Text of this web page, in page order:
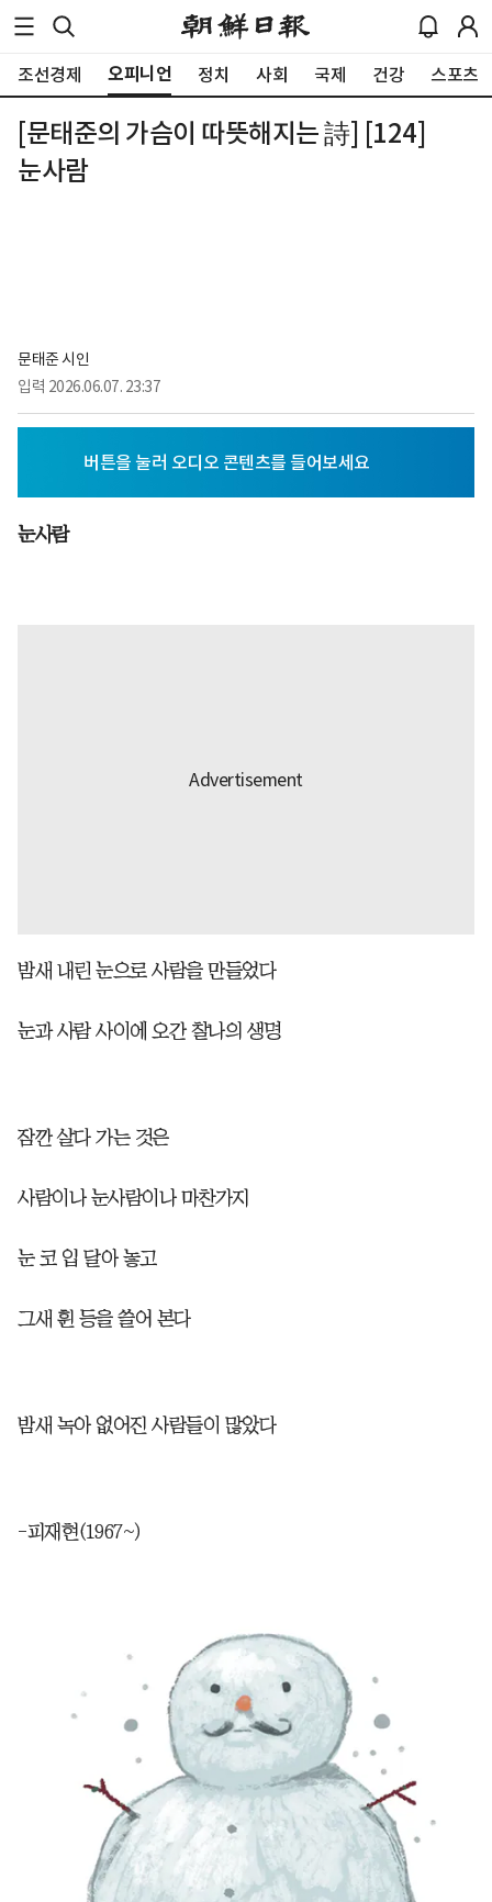
조선경제 오피니언 정치 사회 국제 건강 스포츠
[문태준의 가슴이 따뜻해지는 詩] [124]
눈사람
문태준 시인
입력 2026.06.07. 23:37
눈사람
밤새 내린 눈으로 사람을 만들었다
눈과 사람 사이에 오간 찰나의 생명
잠깐 살다 가는 것은
사람이나 눈사람이나 마찬가지
눈 코 입 달아 놓고
그새 휜 등을 쓸어 본다
밤새 녹아 없어진 사람들이 많았다
-피재현(1967~)